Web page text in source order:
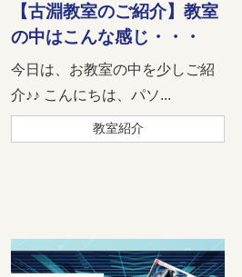
【古淵教室のご紹介】教室
の中はこんな感じ・・・
今日は、お教室の中を少しご紹
介♪♪ こんにちは、パソ...
教室紹介